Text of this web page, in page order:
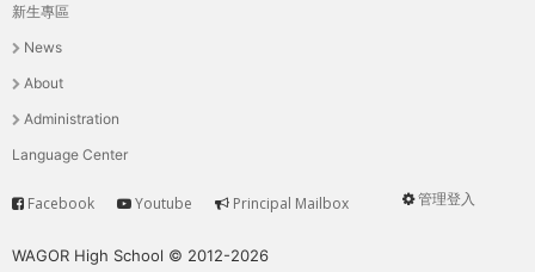
主
選
單
新生專區
News
About
Administration
Language Center
User
管理登入
Service
Facebook Youtube Principal Mailbox
WAGOR High School © 2012-2026